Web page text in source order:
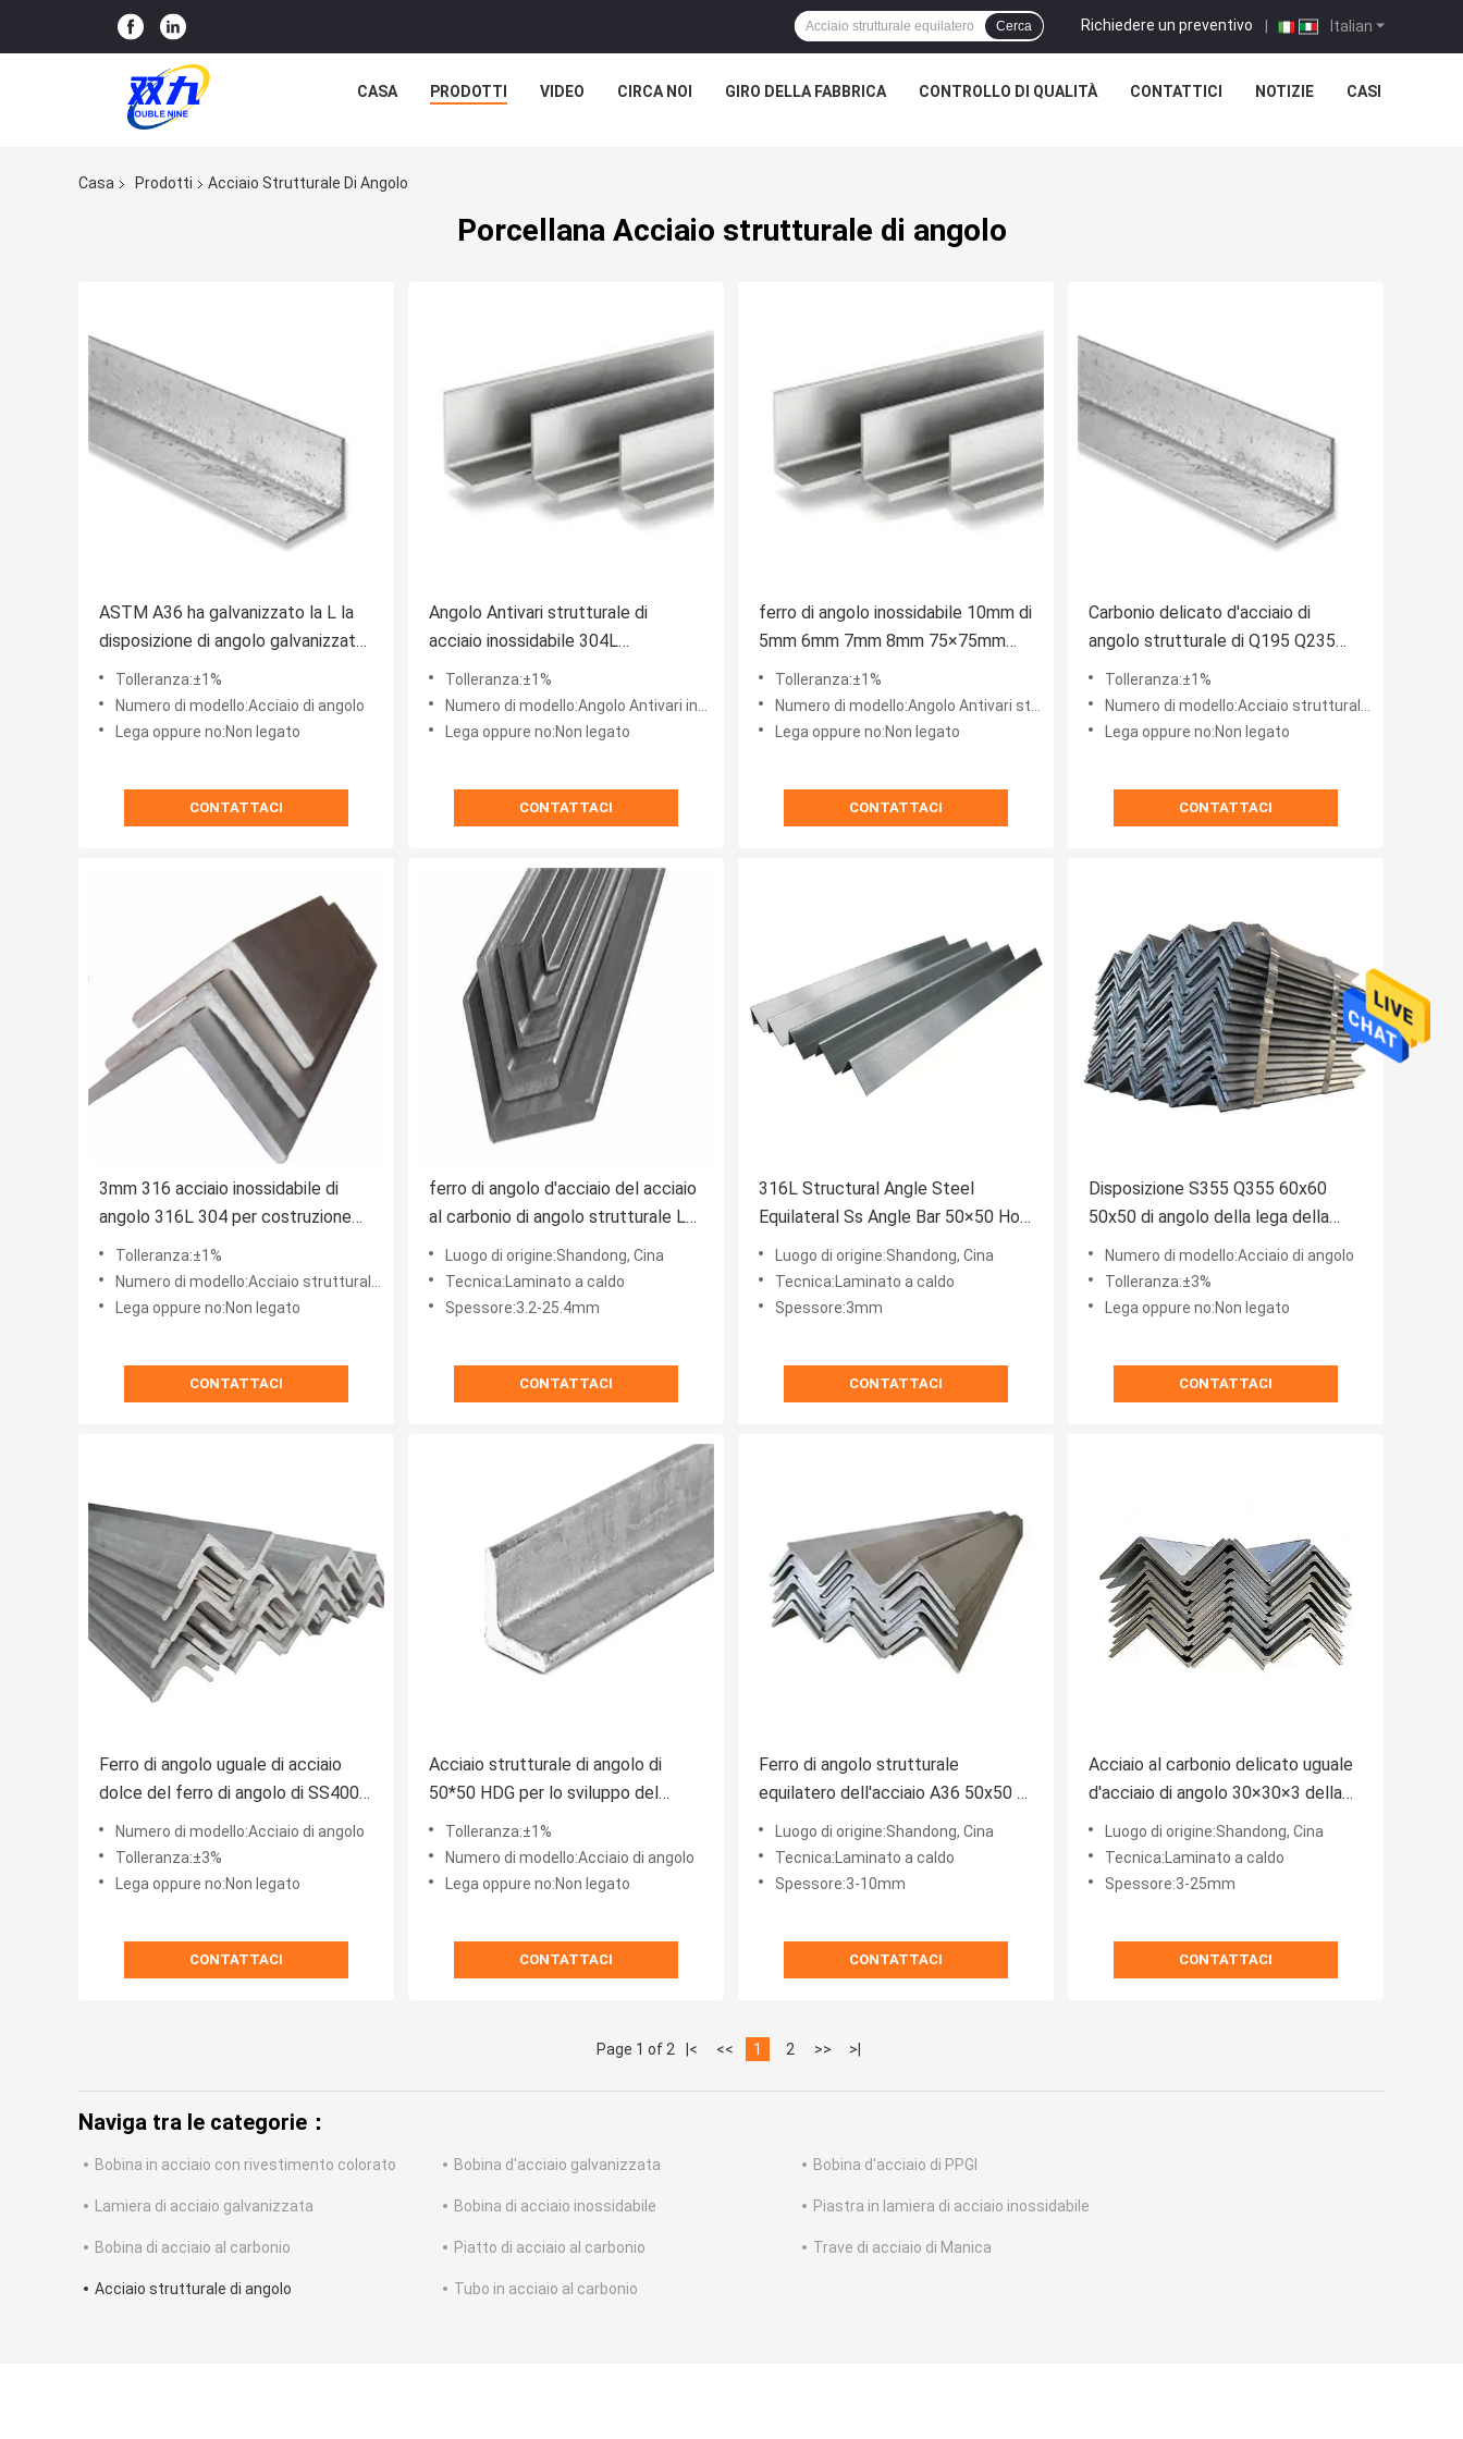
Italian
Richiedere un preventivo |
Cerca
CASA PRODOTTI VIDEO CIRCA NOI GIRO DELLA FABBRICA CONTROLLO DI QUALITÀ CONTATTICI NOTIZIE CASI
Casa Prodotti Acciaio Strutturale Di Angolo
Porcellana Acciaio strutturale di angolo
ASTM A36 ha galvanizzato la L la
disposizione di angolo galvanizzata
2.5mm-24mm di angolo
Tolleranza:±1%
Numero di modello:Acciaio di angolo
Lega oppure no:Non legato
CONTATTACI
Angolo Antivari strutturale di
acciaio inossidabile 304L
dell'acciaio 8mm di angolo 125×125
Tolleranza:±1%
Numero di modello:Angolo Antivari inossidabile
Lega oppure no:Non legato
CONTATTACI
ferro di angolo inossidabile 10mm di
5mm 6mm 7mm 8mm 75×75mm
300 serie
Tolleranza:±1%
Numero di modello:Angolo Antivari strutturale
Lega oppure no:Non legato
CONTATTACI
Carbonio delicato d'acciaio di
angolo strutturale di Q195 Q235
Q345 SS400 con il rivestimento
dello zinco
Tolleranza:±1%
Numero di modello:Acciaio strutturale di angolo
Lega oppure no:Non legato
CONTATTACI
3mm 316 acciaio inossidabile di
angolo 316L 304 per costruzione
ed i progetti di costruzione
Tolleranza:±1%
Numero di modello:Acciaio strutturale inossidabile di angolo
Lega oppure no:Non legato
CONTATTACI
ferro di angolo d'acciaio del acciaio
al carbonio di angolo strutturale L2-
L8 A36 A572 di 3.2-25.4mm
Luogo di origine:Shandong, Cina
Tecnica:Laminato a caldo
Spessore:3.2-25.4mm
CONTATTACI
316L Structural Angle Steel
Equilateral Ss Angle Bar 50×50 Hot
Rolled
Luogo di origine:Shandong, Cina
Tecnica:Laminato a caldo
Spessore:3mm
CONTATTACI
Disposizione S355 Q355 60x60
50x50 di angolo della lega della
costruzione ad alta resistenza
Numero di modello:Acciaio di angolo
Tolleranza:±3%
Lega oppure no:Non legato
CONTATTACI
Ferro di angolo uguale di acciaio
dolce del ferro di angolo di SS400
Q235B 65x65x6
Numero di modello:Acciaio di angolo
Tolleranza:±3%
Lega oppure no:Non legato
CONTATTACI
Acciaio strutturale di angolo di
50*50 HDG per lo sviluppo del
rivestimento dello zinco 40g-275g
Tolleranza:±1%
Numero di modello:Acciaio di angolo
Lega oppure no:Non legato
CONTATTACI
Ferro di angolo strutturale
equilatero dell'acciaio A36 50x50 di
angolo per i ponti
Luogo di origine:Shandong, Cina
Tecnica:Laminato a caldo
Spessore:3-10mm
CONTATTACI
Acciaio al carbonio delicato uguale
d'acciaio di angolo 30×30×3 della
gamba di angolo strutturale Q235
Luogo di origine:Shandong, Cina
Tecnica:Laminato a caldo
Spessore:3-25mm
CONTATTACI
Page 1 of 2 |< << 1 2 >> >|
Naviga tra le categorie：
Bobina in acciaio con rivestimento colorato Bobina d'acciaio galvanizzata Bobina d'acciaio di PPGI
Lamiera di acciaio galvanizzata Bobina di acciaio inossidabile Piastra in lamiera di acciaio inossidabile
Bobina di acciaio al carbonio Piatto di acciaio al carbonio Trave di acciaio di Manica
Acciaio strutturale di angolo Tubo in acciaio al carbonio